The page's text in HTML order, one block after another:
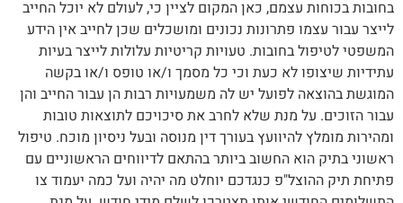
בחובות בכוחות עצמם, כאן המקום לציין כי, לעולם לא יוכל החייב
לייצר עבור עצמו פתרונות נכונים ומושכלים שכן לחייב אין הידע
המשפטי לטיפול בחובות. טעויות קריטיות עלולות לייצר בעיות
עתידיות שיצופו לא כעת וכי כל מסמך ו/או טופס ו/או בקשה
המוגשת בהוצאה לפועל יש לה משמעויות רבות הן עבור החייב והן
עבור הזוכים. על מנת שלא לחרב את סיכויכם לתוצאות טובות
ומהירות מומלץ להיוועץ בעורך דין מנוסה ובעל ניסיון מוכח. טיפול
ראשוני בתיק הוא החשוב ביותר בהתאם לדיווחים הראשוניים עם
פתיחת תיק ההוצל"פ כנגדכם יוחלט מה יהיה ועל כמה יעמוד צו